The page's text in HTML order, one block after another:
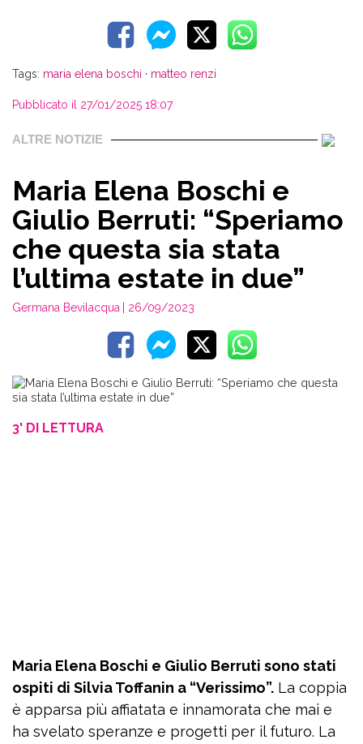
Tags: maria elena boschi · matteo renzi
Pubblicato il 27/01/2025 18:07
ALTRE NOTIZIE
Maria Elena Boschi e
Giulio Berruti: “Speriamo
che questa sia stata
l’ultima estate in due”
Germana Bevilacqua | 26/09/2023
3' DI LETTURA
Maria Elena Boschi e Giulio Berruti sono stati
ospiti di Silvia Toffanin a “Verissimo”. La coppia
è apparsa più affiatata e innamorata che mai e
ha svelato speranze e progetti per il futuro. La